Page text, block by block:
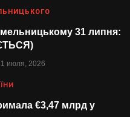
31 липня:
июля, 2026
€3,47 млрд у